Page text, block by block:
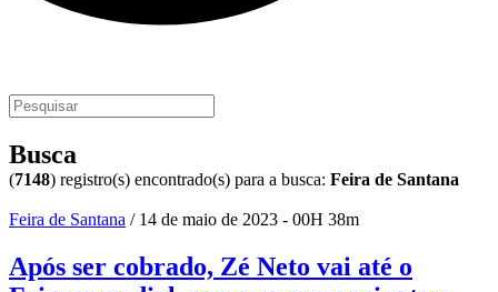
Busca
(7148) registro(s) encontrado(s) para a busca: Feira de Santana
Feira de Santana / 14 de maio de 2023 - 00H 38m
Após ser cobrado, Zé Neto vai até o